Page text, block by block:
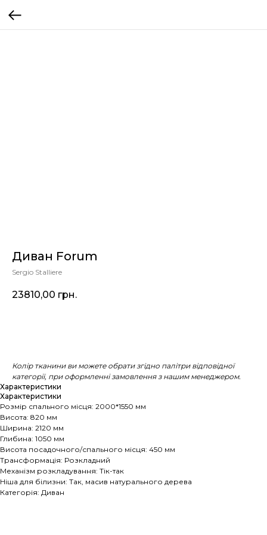
Диван Forum
Sergio Stalliere
23810,00 грн.
Колір тканини ви можете обрати згідно палітри відповідної
категорії, при оформленні замовлення з нашим менеджером.
Характеристики
Характеристики
Розмір спального місця: 2000*1550 мм
Висота: 820 мм
Ширина: 2120 мм
Глибина: 1050 мм
Висота посадочного/спального місця: 450 мм
Трансформація: Розкладний
Механізм розкладування: Тік-так
Ніша для білизни: Так, масив натурального дерева
Категорія: Диван